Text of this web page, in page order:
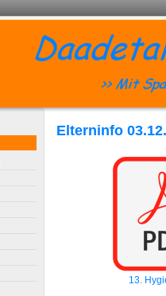
Elterninfo
13.